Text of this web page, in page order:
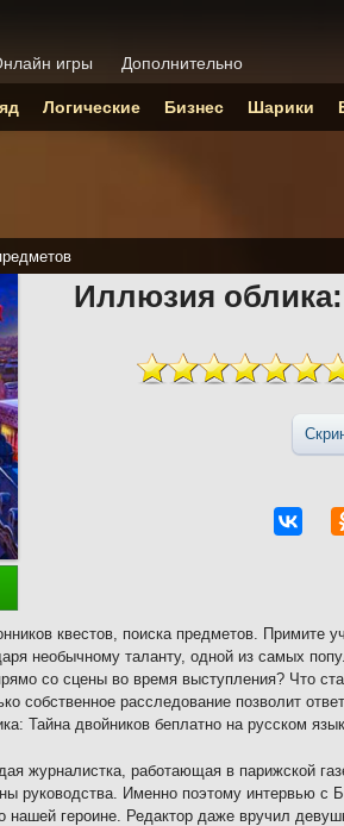
Иллюзия
квестов, поиска предметов. Примите
необычному таланту, одной из самых
со сцены во время выступления? Что
собственное расследование позволит
Тайна двойников беплатно на русском
журналистка, работающая в парижской
руководства. Именно поэтому интервью с
нашей героине. Редактор даже вручил
игры Дополнительно
Логические Бизнес Шарики